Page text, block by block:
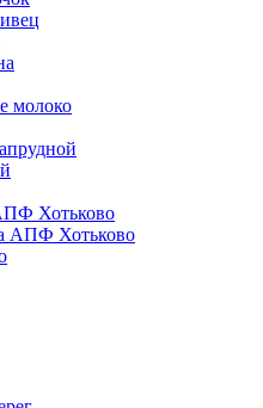
молоко
Хотьково
АПФ Хотьково